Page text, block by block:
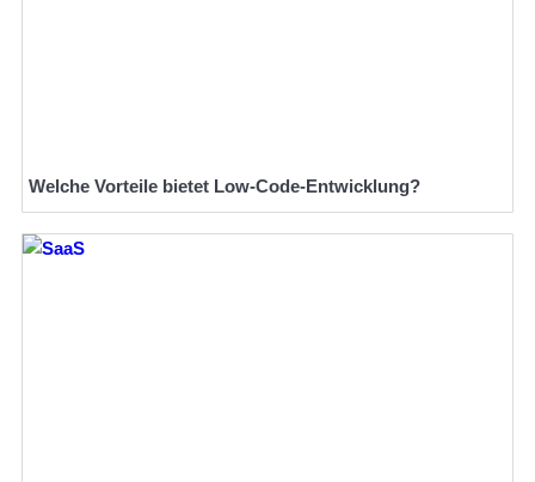
Welche Vorteile bietet Low-Code-Entwicklung?